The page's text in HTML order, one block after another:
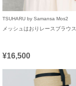
TSUHARU by Samansa Mos2
メッシュはおりレースブラウス
¥16,500